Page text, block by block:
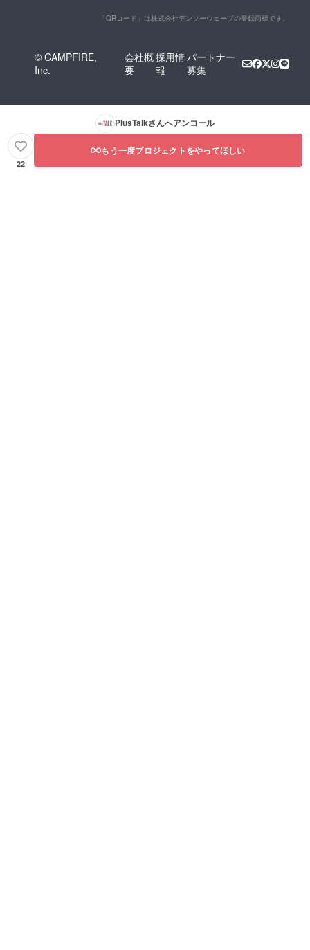
35％OF
円 ※必
希望の
組み合
「QRコード」は株式会社デンソーウェーブの登録商標です。
© CAMPFIRE,
Inc.
会社概
要
採用情
報
パートナー
募集
PlusTalkさんへアンコール
22
もう一度プロジェクトをやってほしい